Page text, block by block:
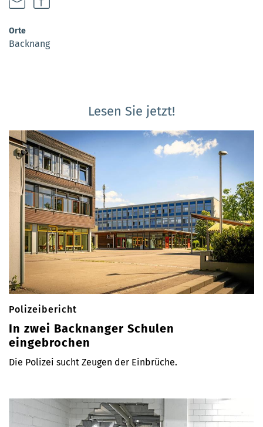
Orte
Backnang
Lesen Sie jetzt!
Polizeibericht
In zwei Backnanger Schulen
eingebrochen
Die Polizei sucht Zeugen der Einbrüche.